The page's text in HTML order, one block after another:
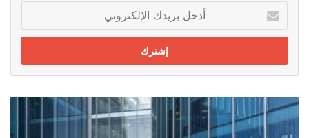
بريدك
الإلكتروني
حملة
ترويجية